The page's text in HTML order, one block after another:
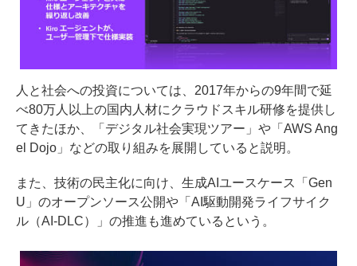
人と社会への投資については、2017年からの9年間で延
べ80万人以上の国内人材にクラウドスキル研修を提供し
てきたほか、「デジタル社会実現ツアー」や「AWS Ang
el Dojo」などの取り組みを展開していると説明。
また、技術の民主化に向け、生成AIユースケース「Gen
U」のオープンソース公開や「AI駆動開発ライフサイク
ル（AI-DLC）」の推進も進めているという。